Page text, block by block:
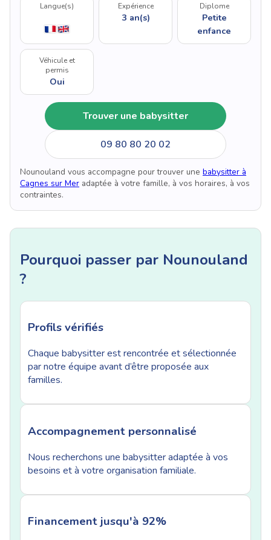
Langue(s) Expérience
3 an(s)
Diplome
Petite
enfance
Véhicule et
permis
Oui
Trouver une babysitter
09 80 80 20 02
Nounouland vous accompagne pour trouver une babysitter à
Cagnes sur Mer adaptée à votre famille, à vos horaires, à vos
contraintes.
Pourquoi passer par Nounouland
?
Profils vérifiés
Chaque babysitter est rencontrée et sélectionnée
par notre équipe avant d’être proposée aux
familles.
Accompagnement personnalisé
Nous recherchons une babysitter adaptée à vos
besoins et à votre organisation familiale.
Financement jusqu'à 92%